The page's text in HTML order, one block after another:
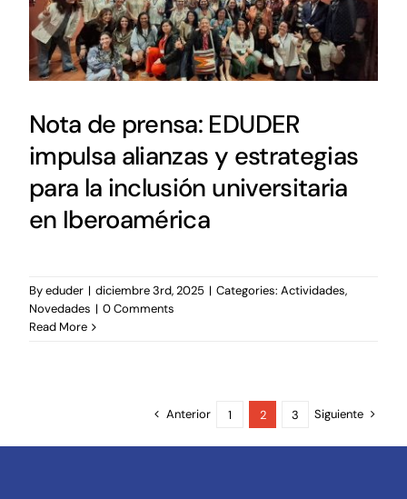
Nota de prensa: EDUDER
impulsa alianzas y estrategias
para la inclusión universitaria
en Iberoamérica
Byeduder | diciembre 3rd, 2025 | Categories: Actividades,
Novedades | 0 Comments
Read More
Anterior 1 2 3 Siguiente